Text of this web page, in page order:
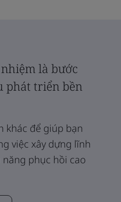
là bước
phát triển bền
khác để giúp bạn
việc xây dựng lĩnh
năng phục hồi cao